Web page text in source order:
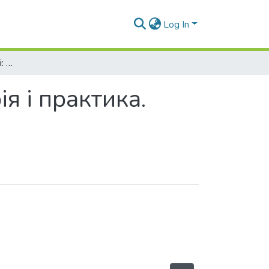
Log In
Духовність особистості: методологія, теорія і практика. 2024. Т. 1, № 1 (108)
і практика.